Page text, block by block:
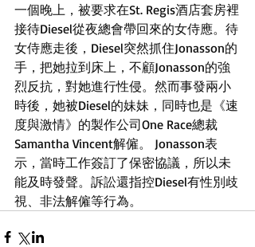
一個晚上，被要求在St. Regis酒店套房裡
接待Diesel從夜總會帶回來的女侍應。待
女侍應走後，Diesel突然抓住Jonasson的
手，把她拉到床上，不顧Jonasson的強
烈反抗，對她進行性侵。然而事發兩小
時後，她被Diesel的妹妹，同時也是《速
度與激情》的製作公司One Race總裁
Samantha Vincent解僱。 Jonasson表
示，當時工作簽訂了保密協議，所以未
能及時發聲。訴訟還指控Diesel有性別歧
視、非法解僱等行為。